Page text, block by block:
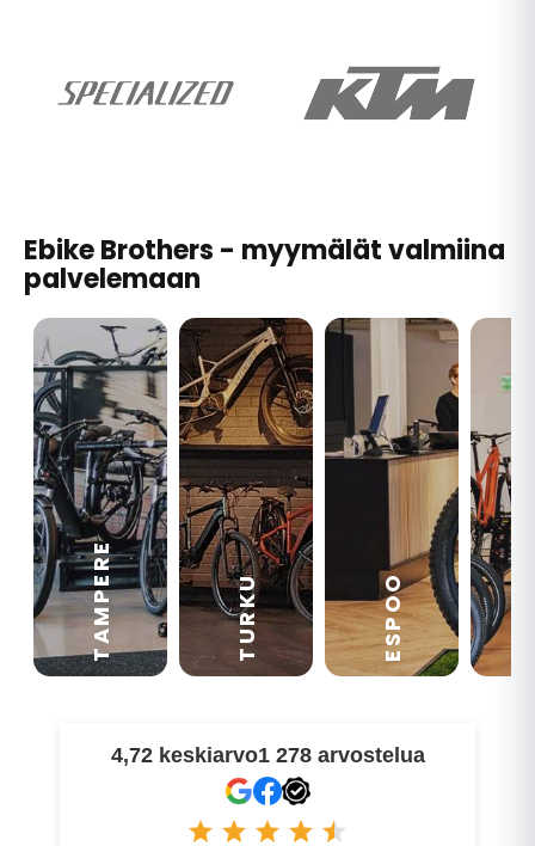
Ebike Brothers - myymälät valmiina
palvelemaan
TAMPERE TURKU ESPOO
4,72 keskiarvo1 278 arvostelua